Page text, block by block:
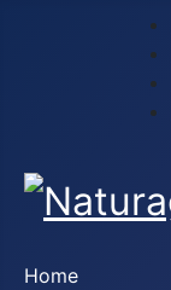
Home